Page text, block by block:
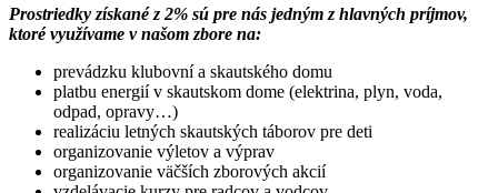
Prostriedky získané z 2% sú pre nás jedným z hlavných príjmov,
ktoré využívame v našom zbore na:
prevádzku klubovní a skautského domu
platbu energií v skautskom dome (elektrina, plyn, voda,
odpad, opravy…)
realizáciu letných skautských táborov pre deti
organizovanie výletov a výprav
organizovanie väčších zborových akcií